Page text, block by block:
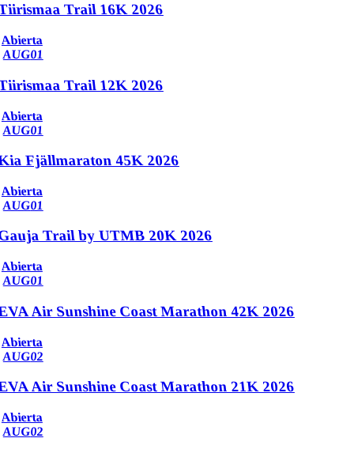
Trail 16K 2026
Abierta
AUG01
Trail 12K 2026
Abierta
AUG01
Fjällmaraton 45K 2026
Abierta
AUG01
Trail by UTMB 20K 2026
Abierta
AUG01
Air Sunshine Coast Marathon 42K 2026
Abierta
AUG02
Air Sunshine Coast Marathon 21K 2026
Abierta
AUG02